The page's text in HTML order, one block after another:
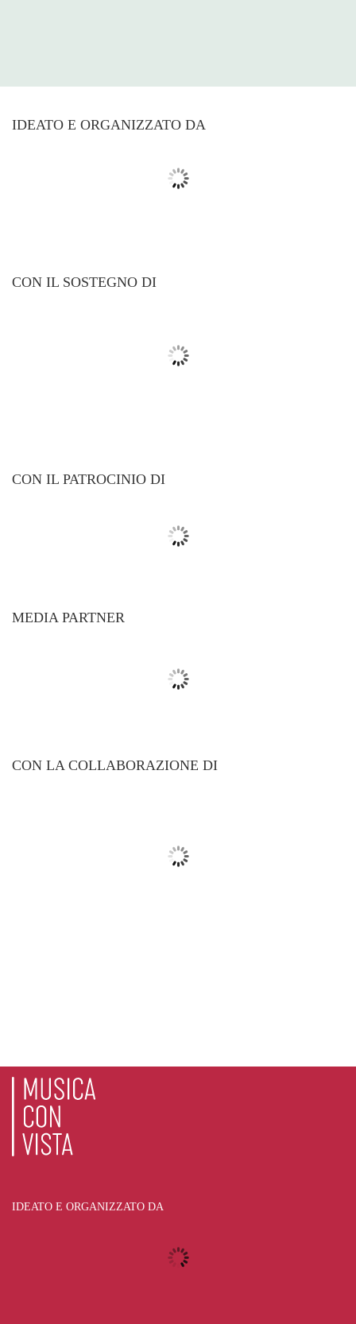
IDEATO E ORGANIZZATO DA
CON IL SOSTEGNO DI
CON IL PATROCINIO DI
MEDIA PARTNER
CON LA COLLABORAZIONE DI
IDEATO E ORGANIZZATO DA